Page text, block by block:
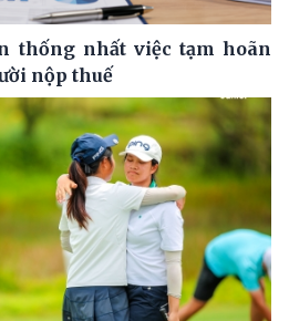
thống nhất việc tạm hoãn
nộp thuế